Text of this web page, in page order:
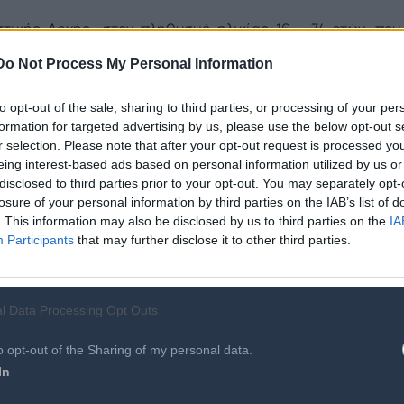
Not Process My Personal Information
opt-out of the sale, sharing to third parties, or processing of your
for targeted advertising by us, please use the below opt-out
selection. Please note that after your opt-out request is processed
interest-based ads based on personal information utilized by us
to third parties prior to your opt-out. You may separately
of your personal information by third parties on the IAB’s list of
This information may also be disclosed by us to third parties on the
Participants that may further disclose it to other third parties.
Data Processing Opt Outs
opt-out of the Sharing of my personal data.
Αρχής, στον πληθυσμό ηλικίας 16 - 74 ετών, που
Απριλίου 2021 - Μαρτίου 2022, το ποσοστό όσων
για προσωπικούς λόγους, ανέρχεται σε 79%.
πληροφορίες, που υπάρχουν αποθηκευμένες από
για τη σύνταξη, την υγεία, την ασφάλισή, την
πληροφορίες δημόσιων βάσεων δεδομένων ή μητρώων
διοίκησης αναρτημένες στο “Διαύγεια”). Επίσης, το 60%
υπηρεσίες, ωράριο εργασίας, επιδόματα,
για Covid-19.
7 στους 10 Έλληνες χρήστες του Διαδικτύου (70,2%)
ή και πρότυπα εγγράφων, όπως πιστοποιητικά
βεβαίωση εμβολιασμού ή πραγματοποίησης τεστ για